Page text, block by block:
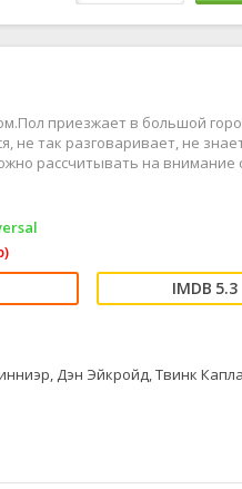
приезжает в большой
не так разговаривает, не
рассчитывать на внимание
5.3
Дэн Эйкройд, Твинк